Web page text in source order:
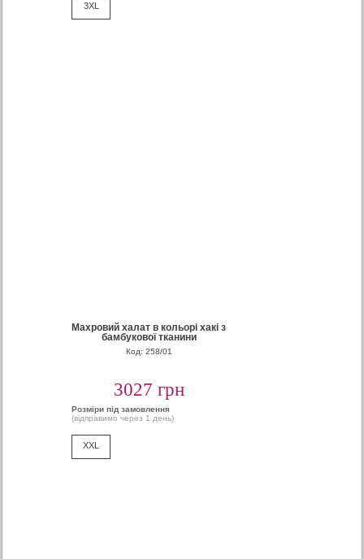
3XL
Махровий халат в кольорі хакі з
бамбукової тканини
Код: 258/01
3027 грн
Розміри під замовлення
(відправимо через 1 день)
XXL